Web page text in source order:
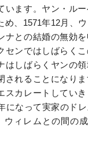
います。ヤン・ル
め、1571年12月、
ナとの結婚の無効を
センではしばらく
はしばらくヤンの
されることになり
スカレートしてい
になって実家のド
ウィレムとの間の